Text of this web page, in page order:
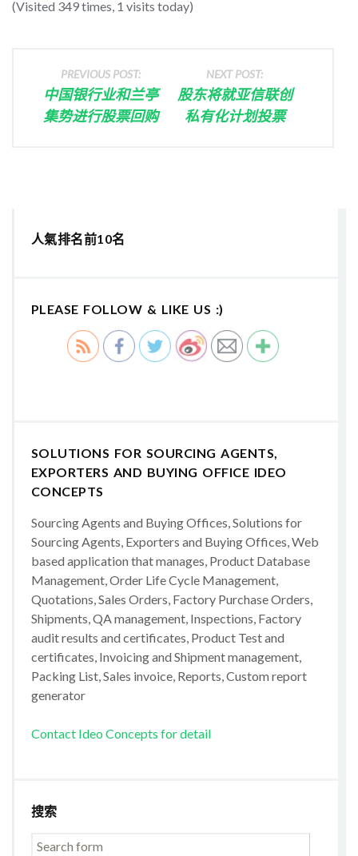
(Visited 349 times, 1 visits today)
PREVIOUS POST:
中国银行业和兰亭
集势进行股票回购
NEXT POST:
股东将就亚信联创
私有化计划投票
人氣排名前10名
PLEASE FOLLOW & LIKE US :)
SOLUTIONS FOR SOURCING AGENTS,
EXPORTERS AND BUYING OFFICE IDEO
CONCEPTS
Sourcing Agents and Buying Offices, Solutions for
Sourcing Agents, Exporters and Buying Offices, Web
based application that manages, Product Database
Management, Order Life Cycle Management,
Quotations, Sales Orders, Factory Purchase Orders,
Shipments, QA management, Inspections, Factory
audit results and certificates, Product Test and
certificates, Invoicing and Shipment management,
Packing List, Sales invoice, Reports, Custom report
generator
Contact Ideo Concepts for detail
搜索